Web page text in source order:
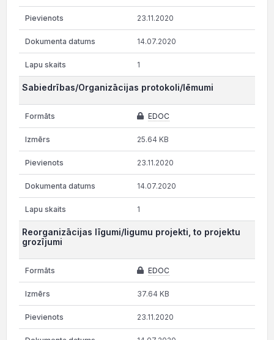
23.11.2020
14.07.2020
1
Sabiedrības/Organizācijas protokoli/lēmumi
EDOC
25.64 KB
23.11.2020
14.07.2020
1
Reorganizācijas līgumi/ligumu projekti, to projektu
grozījumi
EDOC
37.64 KB
23.11.2020